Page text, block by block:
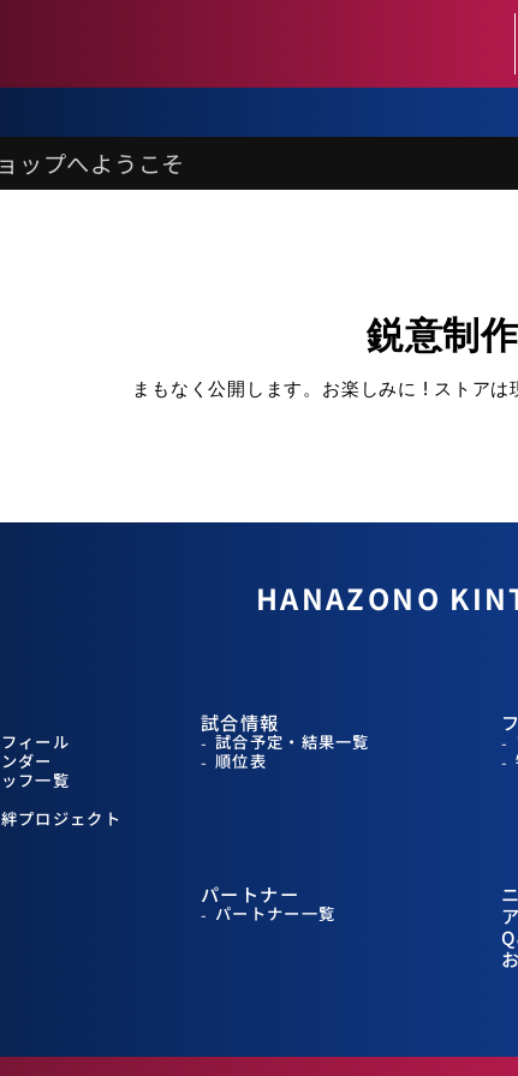
ップへようこそ
鋭意制
まもなく公開します。お楽しみに ! ストアは
HANAZONO
ィール
ダー
フ一覧
プロジェクト
試合情報
試合予定・結果一覧
順位表
パートナー
パートナー一覧